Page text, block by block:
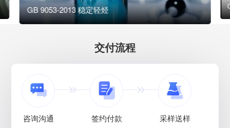
GB 9053-2013 稳定轻烃
交付流程
咨询沟通 签约付款 采样送样